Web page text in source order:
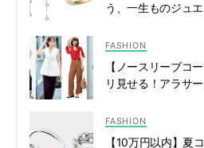
う、一生ものジュ
FASHION
【ノースリーブコ
リ見せる！アラサ
FASHION
【10万円以内】夏